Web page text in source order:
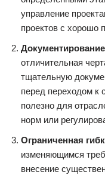
управление
проектов с хорошо
отличительная
тщательную
перед переходом
полезно для
норм или
Ограниченная
изменяющимся
внесение